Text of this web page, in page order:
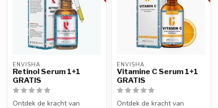
ENVISHA
Retinol Serum 1+1
GRATIS
Ontdek de kracht van
ENVISHA
Vitamine C Serum 1+1
GRATIS
Ontdek de kracht van